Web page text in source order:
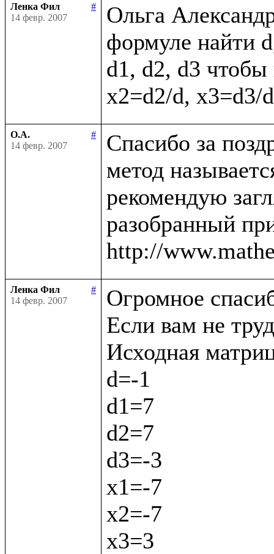
Ленка Фил
#
14 февр. 2007
Ольга
формуле найти
d1, d2, d3
О.А.
#
14 февр. 2007
Спасибо за
метод
рекомендую
разобранный
Ленка Фил
#
14 февр. 2007
Огромное
Если вам не
Исходная
d=-1
d1=7
d2=7
d3=-3
х1=-7
х2=-7
х3=3